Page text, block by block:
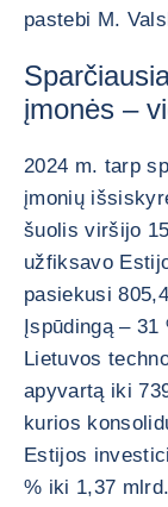
pastebi M.
įmonės –
2024 m. tarp
įmonių
šuolis viršijo
užfiksavo
pasiekusi
Įspūdingą – 31
Lietuvos
apyvartą iki
kurios
Estijos
% iki 1,37